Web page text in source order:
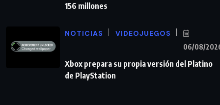
156 millones
NOTICIAS VIDEOJUEGOS
06/08/
Xbox prepara su propia versión del Platino
de PlayStation